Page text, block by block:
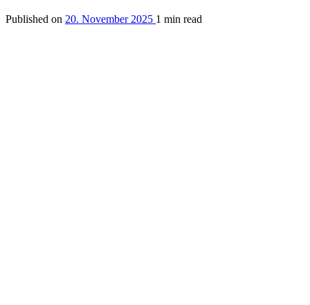
Published on 20. November 2025 1 min read